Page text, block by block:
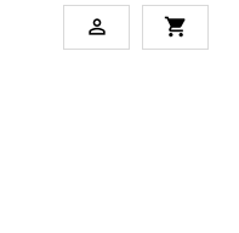
 shopping_cart